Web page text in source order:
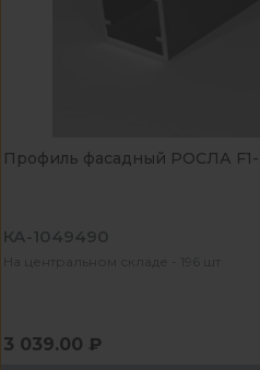
Профиль фасадный РОСЛА F1-
КА-1049490
На центральном складе - 196 шт
3 039.00 ₽